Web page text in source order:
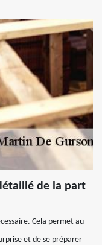
de la part
Cela permet au
et de se préparer